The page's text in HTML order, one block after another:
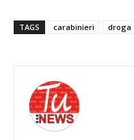
TAGS carabinieri droga